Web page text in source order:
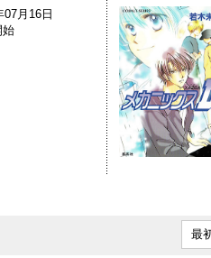
07月16日
始
最